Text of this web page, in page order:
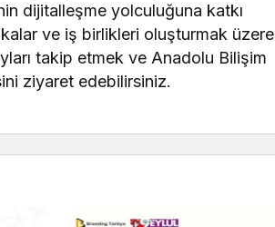
dijitalleşme yolculuğuna katkı
ve iş birlikleri oluşturmak üzere
takip etmek ve Anadolu Bilişim
ziyaret edebilirsiniz.